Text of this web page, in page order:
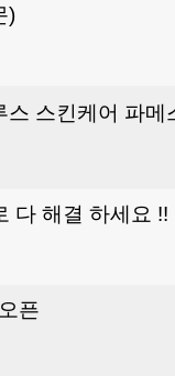
)
킨케어 파메스
다 해결 하세요 !!
픈